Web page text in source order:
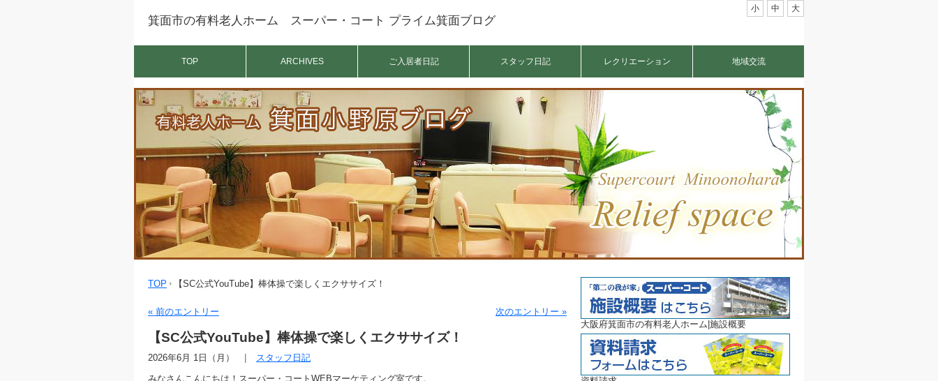
箕面市の有料老人ホーム スーパー・コート プライム箕面ブログ
TOP ARCHIVES ご入居者日記 スタッフ日記 レクリエーション 地域交流
小 中 大
TOP 【SC公式YouTube】棒体操で楽しくエクササイズ！
« 前のエントリー 次のエントリー »
【SC公式YouTube】棒体操で楽しくエクササイズ！
2026年6月 1日（月）
スタッフ日記
みなさんこんにちは！スーパー・コートWEBマーケティング室です。
大阪府箕面市の有料老人ホーム|施設概要